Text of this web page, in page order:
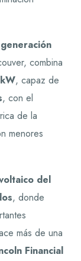
combina
, capaz de
, con el
de la
menores
del
, donde
más de una
Financial